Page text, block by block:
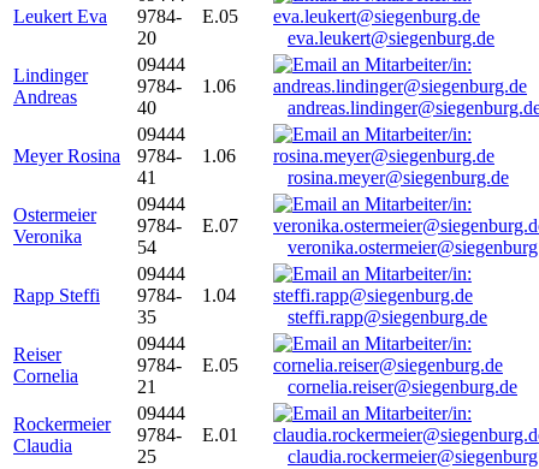
Leukert Eva
9784-
20
E.05
eva.leukert@siegenburg.de
Lindinger
Andreas
09444
9784-
40
1.06
Meyer Rosina
09444
9784-
41
1.06
rosina.meyer@siegenburg.de
Ostermeier
Veronika
09444
9784-
54
E.07
Rapp Steffi
09444
9784-
35
1.04
steffi.rapp@siegenburg.de
Reiser
Cornelia
09444
9784-
21
E.05
cornelia.reiser@siegenburg.de
Rockermeier
Claudia
09444
9784-
25
E.01